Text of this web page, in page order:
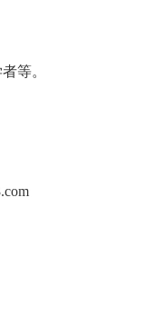
等。